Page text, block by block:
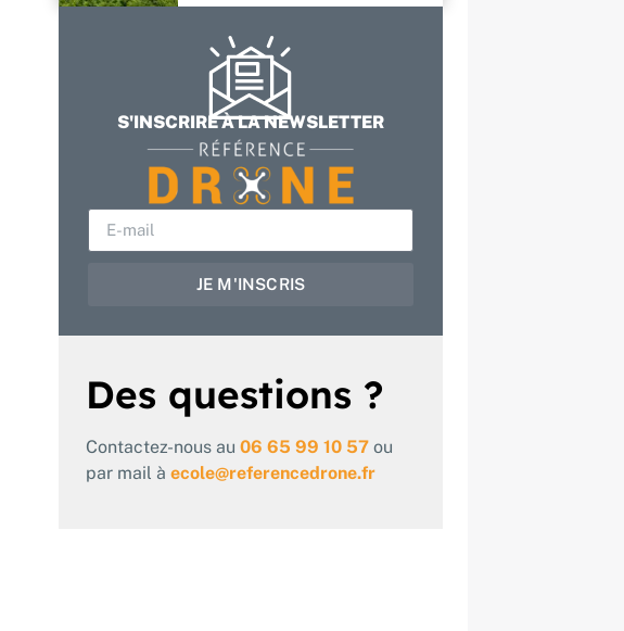
S'INSCRIRE À LA NEWSLETTER
JE M'INSCRIS
Des questions ?
Contactez-nous au06 65 99 10 57 ou
par mail àecole@referencedrone.fr